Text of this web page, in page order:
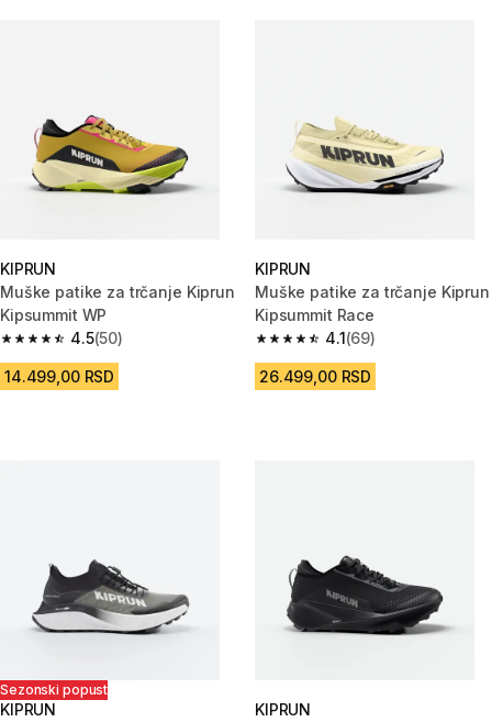
KIPRUN
Muške patike za trčanje Kiprun
Kipsummit WP
4.5
4.5 od 5 zvezdica from 50 Recenzije
(50)
14.499,00 RSD
KIPRUN
Muške patike za trčanje Kiprun
Kipsummit Race
4.1
4.1 od 5 zvezdica from 69
(69)
26.499,00 RSD
Sezonski popust
KIPRUN
KIPRUN